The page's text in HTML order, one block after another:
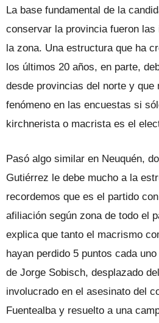
La base fundamental de la
conservar la provincia fueron
la zona. Una estructura que ha
los últimos 20 años, en parte,
desde provincias del norte y que
fenómeno en las encuestas si
kirchnerista o macrista es el
Pasó algo similar en Neuquén,
Gutiérrez le debe mucho a la
recordemos que es el partido
afiliación según zona de todo el
explica que tanto el macrismo
hayan perdido 5 puntos cada
de Jorge Sobisch, desplazado
involucrado en el asesinato del
Fuentealba y resuelto a una